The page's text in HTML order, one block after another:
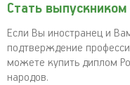
Стать
Если Вы иностранец и
подтверждение
можете купить диплом
народов.